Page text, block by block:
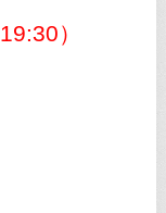
19:30）